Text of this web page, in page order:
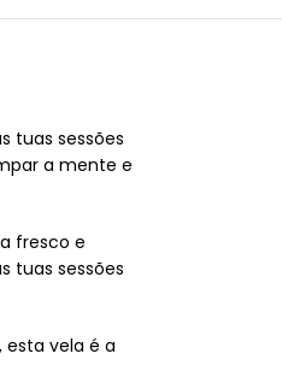
tuas sessões
a mente e
fresco e
tuas sessões
esta vela é a